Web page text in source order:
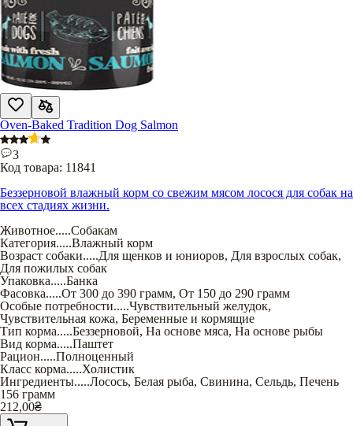
Oven-Baked Tradition Dog Salmon
3
Код товара: 11841
Беззерновой влажный корм со свежим мясом лосося для собак на
всех стадиях жизни.
Животное.....Собакам
Категория.....Влажный корм
Возраст собаки.....Для щенков и юниоров, Для взрослых собак,
Для пожилых собак
Упаковка.....Банка
Фасовка.....От 300 до 390 грамм, От 150 до 290 грамм
Особые потребности.....Чувствительный желудок,
Чувствительная кожа, Беременные и кормящие
Тип корма.....Беззерновой, На основе мяса, На основе рыбы
Вид корма.....Паштет
Рацион.....Полноценный
Класс корма.....Холистик
Ингредиенты.....Лосось, Белая рыба, Свинина, Сельдь, Печень
156 грамм
212,00₴